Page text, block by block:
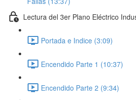
Lectura del 3er Plano Eléctrico
Portada e Indice (3:09)
Encendido Parte 1 (10:37)
Encendido Parte 2 (9:34)